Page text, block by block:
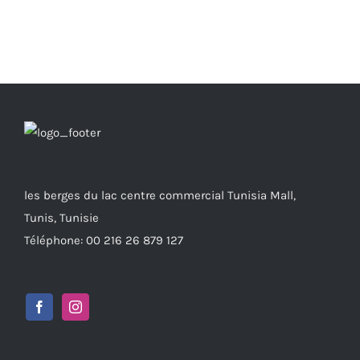
les berges du lac centre commercial Tunisia Mall,
Tunis, Tunisie
Téléphone: 00 216 26 879 127